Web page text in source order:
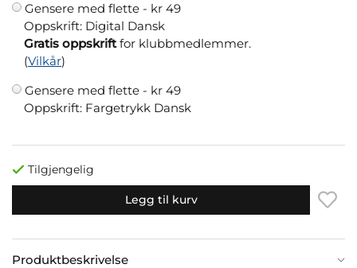
Gensere med flette - kr 49
Oppskrift: Digital Dansk
Gratis oppskriftfor klubbmedlemmer.
(Vilkår)
Gensere med flette - kr 49
Oppskrift: Fargetrykk Dansk
Tilgjengelig
Legg til kurv
Produktbeskrivelse